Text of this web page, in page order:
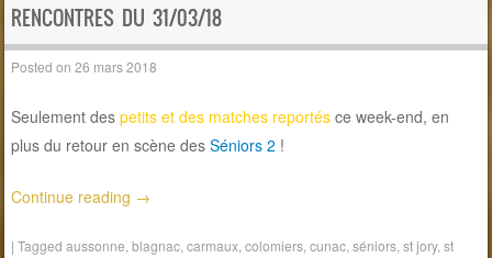
RENCONTRES DU 31/03/18
Posted on26 mars 2018
Seulement despetits et des matches reportés ce week-end, en
plus du retour en scène desSéniors 2 !
Continue reading →
|Taggedaussonne ,blagnac ,carmaux ,colomiers ,cunac ,séniors ,st jory,st